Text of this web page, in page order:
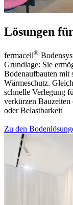
Lösungen
fermacell®
Grundlage: Sie
Bodenaufbauten mit
Wärmeschutz.
schnelle Verlegung
verkürzen
oder Belastbarkeit
Zu den